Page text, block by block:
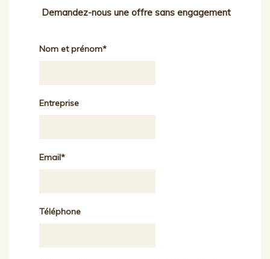
Demandez-nous une offre sans engagement
Nom et prénom*
Entreprise
Email*
Téléphone